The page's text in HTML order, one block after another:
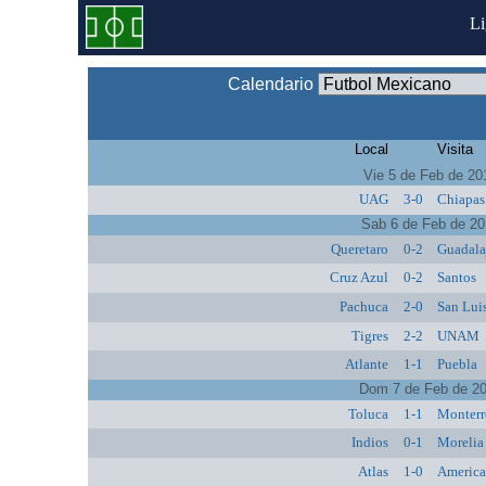
Calendario
Local Visita
Vie 5 de Feb de
UAG
3-0 Chiapas
Sab 6 de Feb de
Queretaro
0-2
Cruz Azul
0-2 Santos
Pachuca
2-0 San
Tigres
2-2 UNAM
Atlante
1-1 Puebla
Dom 7 de Feb de
Toluca
1-1
Indios
0-1 Morelia
Atlas
1-0 America